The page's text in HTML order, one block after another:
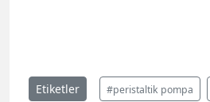
Etiketler #peristaltik pompa